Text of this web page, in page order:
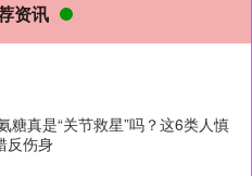
资讯
糖真是“关节救星”吗？这6类人慎
反伤身